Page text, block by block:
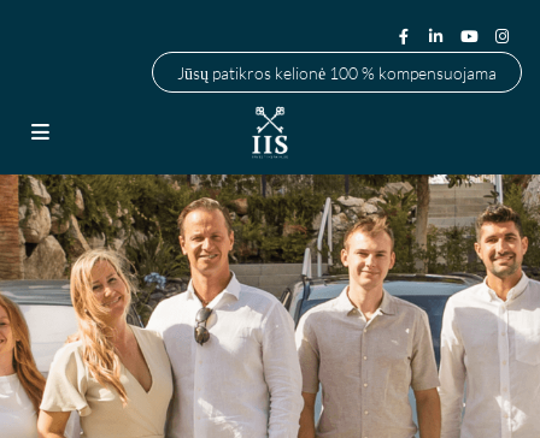
Jūsų patikros kelionė 100 % kompensuojama